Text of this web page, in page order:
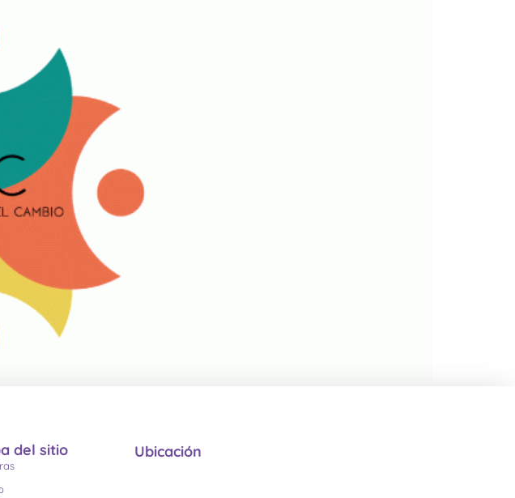
del sitio Ubicación